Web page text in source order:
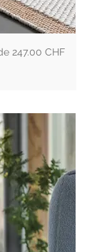
247.00 CHF